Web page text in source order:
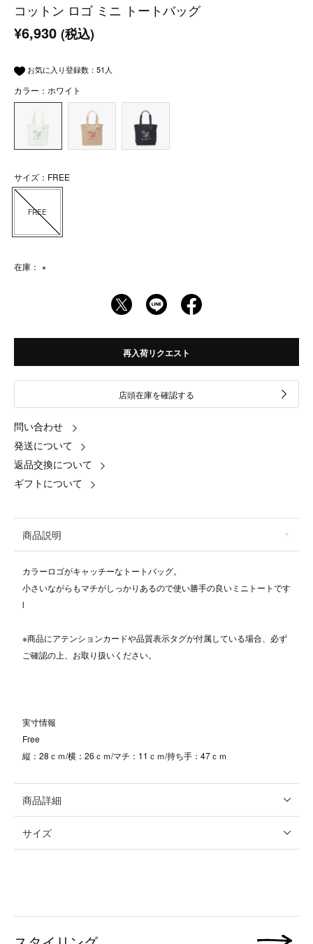
コットン ロゴ ミニ トートバッグ
¥6,930 (税込)
お気に入り登録数： 51 人
カラー：ホワイト
サイズ：FREE
FREE
在庫： ×
再入荷リクエスト
店頭在庫を確認する
問い合わせ
発送について
返品交換について
ギフトについて
商品説明
カラーロゴがキャッチーなトートバッグ。
小さいながらもマチがしっかりあるので使い勝手の良いミニトートです
l
※商品にアテンションカードや品質表示タグが付属している場合、必ず
ご確認の上、お取り扱いください。
実寸情報
Free
縦：28ｃｍ/横：26ｃｍ/マチ：11ｃｍ/持ち手：47ｃｍ
商品詳細
サイズ
次の画像